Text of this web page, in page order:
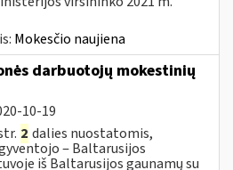
Mokesčio naujiena
darbuotojų mokestinių
10-19
2 dalies nuostatomis,
‒ Baltarusijos
iš Baltarusijos gaunamų su